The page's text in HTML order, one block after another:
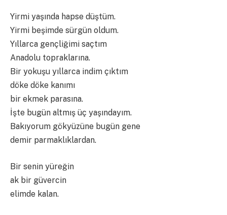
Yirmi yaşında hapse düştüm.
Yirmi beşimde sürgün oldum.
Yıllarca gençliğimi saçtım
Anadolu topraklarına.
Bir yokuşu yıllarca indim çıktım
döke döke kanımı
bir ekmek parasına.
İşte bugün altmış üç yaşındayım.
Bakıyorum gökyüzüne bugün gene
demir parmaklıklardan.
Bir senin yüreğin
ak bir güvercin
elimde kalan.